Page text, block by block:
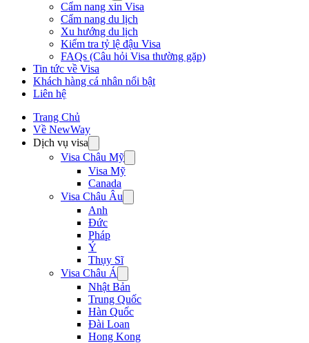
Cẩm nang xin Visa
Cẩm nang du lịch
Xu hướng du lịch
Kiểm tra tỷ lệ đậu Visa
FAQs (Câu hỏi Visa thường gặp)
Tin tức về Visa
Khách hàng cá nhân nổi bật
Liên hệ
Trang Chủ
Về NewWay
Dịch vụ visa
Visa Châu Mỹ
Visa Mỹ
Canada
Visa Châu Âu
Anh
Đức
Pháp
Ý
Thụy Sĩ
Visa Châu Á
Nhật Bản
Trung Quốc
Hàn Quốc
Đài Loan
Hong Kong